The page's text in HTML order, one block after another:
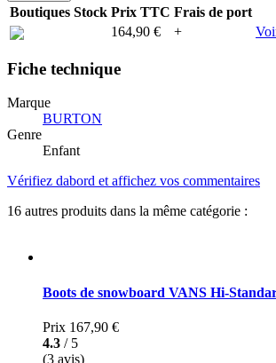
Boutiques Stock Prix TTC Frais de port
164,90 €
+
Fiche technique
Marque
BURTON
Genre
Enfant
Vérifiez dabord et affichez vos commentaires
16 autres produits dans la même catégorie :
Boots de snowboard VANS Hi-
Prix 167,90 €
4.3 / 5
(3 avis)